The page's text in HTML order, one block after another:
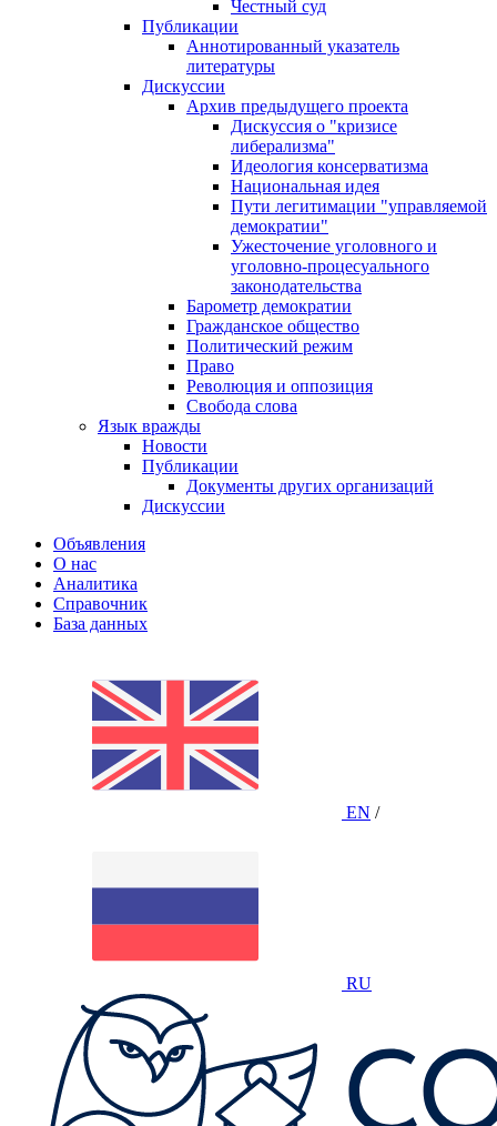
Честный суд
Публикации
Аннотированный указатель
литературы
Дискуссии
Архив предыдущего проекта
Дискуссия о "кризисе
либерализма"
Идеология консерватизма
Национальная идея
Пути легитимации "управляемой
демократии"
Ужесточение уголовного и
уголовно-процесуального
законодательства
Барометр демократии
Гражданское общество
Политический режим
Право
Революция и оппозиция
Свобода слова
Язык вражды
Новости
Публикации
Документы других организаций
Дискуссии
Объявления
О нас
Аналитика
Справочник
База данных
EN /
RU